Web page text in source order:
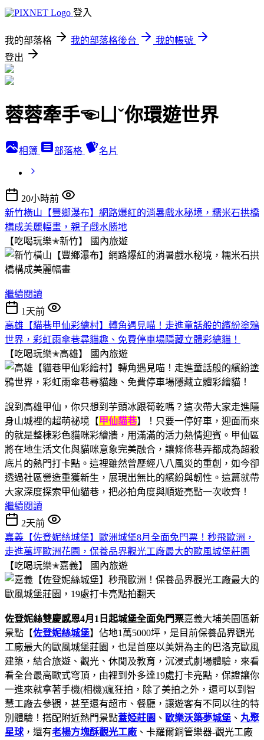
登入
我的部落格 我的部落格後台
我的帳號
登出
蓉蓉牽手☜ㄩˇ你環遊世界
相簿 部落格 名片
20小時前
新竹橫山【豐鄉瀑布】網路爆紅的消暑戲水秘境，糯米石拱橋
構成美麗幅畫，親子戲水勝地
【吃喝玩樂✭新竹】
國內旅遊
繼續閱讀
1天前
高雄【貓巷甲仙彩繪村】轉角遇見喵！走進童話般的繽紛塗鴉
世界，彩虹雨傘巷尋貓趣、免費停車場隱藏立體彩繪貓！
【吃喝玩樂✭高雄】
國內旅遊
說到高雄甲仙，你只想到芋頭冰跟筍乾嗎？這次帶大家走進隱
身山城裡的超萌祕境【甲仙貓巷】！只要一停好車，迎面而來
的就是整棟彩色貓咪彩繪牆，用滿滿的活力熱情迎賓。甲仙區
將在地生活文化與貓咪意象完美融合，讓條條巷弄都成為超殺
底片的熱門打卡點。這裡雖然曾歷經八八風災的重創，如今卻
透過社區營造重獲新生，展現出無比的繽紛與韌性。這篇就帶
大家深度探索甲仙貓巷，把必拍角度與順遊亮點一次收齊！
繼續閱讀
2天前
嘉義【佐登妮絲城堡】歐洲城堡8月全面免門票！秒飛歐洲，
走進萬坪歐洲花園，保養品界觀光工廠最大的歐風城堡莊園
【吃喝玩樂✭嘉義】
國內旅遊
佐登妮絲雙慶感恩4月1日起城堡全面免門票嘉義大埔美園區新
景點【佐登妮絲城堡】佔地1萬5000坪，是目前保養品界觀光
工廠最大的歐風城堡莊園，也是首座以美妍為主的巴洛克歐風
建築，結合旅遊、觀光、休閒及教育，沉浸式劇場體驗，來看
看全台最高歐式穹頂，由裡到外多達19處打卡亮點，保證讓你
一進來就拿著手機(相機)瘋狂拍，除了美拍之外，還可以到智
慧工廠去參觀，甚至還有超市、餐廳，讓遊客有不同以往的特
別體驗！搭配附近熱門景點蓋婭莊園 、 歐樂沃築夢城堡 、 丸聚
星球 ，還有老楊方塊酥觀光工廠 、卡羅爾銅管樂器-觀光工廠